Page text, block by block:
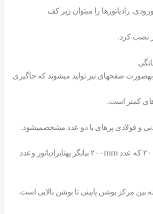
رادياتورها را میتوان زير کف
نصب کرد.
بهصورت صفحهای نيز توليد میشوند که جاگيری
کمتر است.
و فولادی پرهای با دو عدد مشخصمیشود.
به طور مثال ۶۰۰×۲۰۰ که عدد ۲۰۰mm بيانگر پهنایرادياتور وعدد
مرکز بوشن پايينی تا بوشن بالايی است.